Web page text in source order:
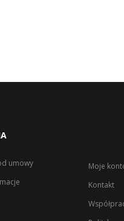
umowy
Moje
Kontakt